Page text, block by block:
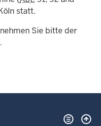
statt.
Sie bitte der